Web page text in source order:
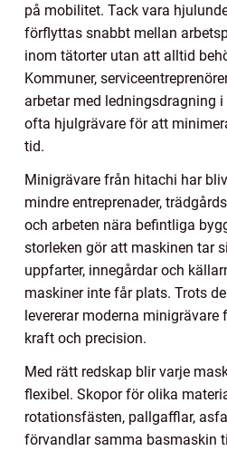
på mobilitet. Tack vara
förflyttas snabbt mellan
inom tätorter utan att alltid
Kommuner,
arbetar med ledningsdragning
ofta hjulgrävare för att
tid.
Minigrävare från hitachi har
mindre entreprenader,
och arbeten nära befintliga
storleken gör att maskinen tar
uppfarter, innegårdar och
maskiner inte får plats. Trots
levererar moderna
kraft och precision.
Med rätt redskap blir varje
flexibel. Skopor för olika
rotationsfästen, pallgafflar,
förvandlar samma basmaskin